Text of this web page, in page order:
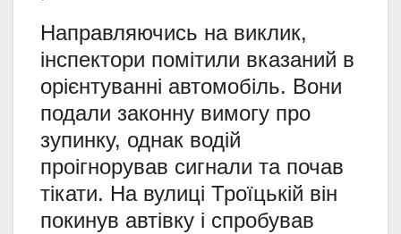
Направляючись на виклик,
інспектори помітили вказаний в
орієнтуванні автомобіль. Вони
подали законну вимогу про
зупинку, однак водій
проігнорував сигнали та почав
тікати. На вулиці Троїцькій він
покинув автівку і спробував